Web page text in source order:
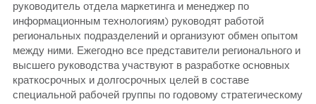
руководитель отдела маркетинга и менеджер по
информационным технологиям) руководят работой
региональных подразделений и организуют обмен опытом
между ними. Ежегодно все представители регионального и
высшего руководства участвуют в разработке основных
краткосрочных и долгосрочных целей в составе
специальной рабочей группы по годовому стратегическому